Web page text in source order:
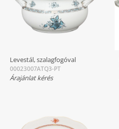
Levestál, szalagfogóval
00023007ATQ3-PT
Árajánlat kérés